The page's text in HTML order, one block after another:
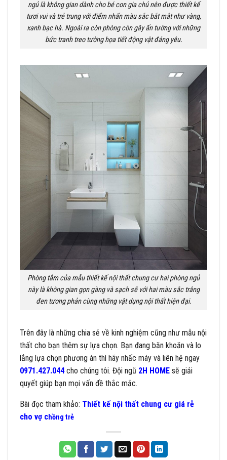
ngủ là không gian dành cho bé con gia chủ nên được thiết kế
tươi vui và trẻ trung với điểm nhấn màu sắc bắt mắt như vàng,
xanh bạc hà. Ngoài ra còn phòng còn gây ấn tường với những
bức tranh treo tường họa tiết động vật đáng yêu.
Phòng tắmcủa mẫu thiết kế nội thất chung cư hai phòng ngủ
này là không gian gọn gàng và sạch sẽ với hai màu sắc trắng
đen tương phản cùng những vật dụng nội thất hiện đại.
Trên đây là những chia sẻ về kinh nghiệm cũng như mẫu nội
thất cho bạn thêm sự lựa chọn. Bạn đang băn khoăn và lo
lắng lựa chọn phương án thì hãy nhấc máy và liên hệ ngay
0971.427.044cho chúng tôi. Đội ngũ 2H HOME sẽ giải
quyết giúp bạn mọi vấn đề thắc mắc.
Bài đọc tham khảo: Thiết kế nội thất chung cư giá rẻ
cho vợ chồng trẻ